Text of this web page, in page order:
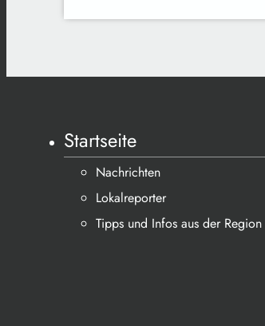
Startseite
Nachrichten
Lokalreporter
Tipps und Infos aus der Region